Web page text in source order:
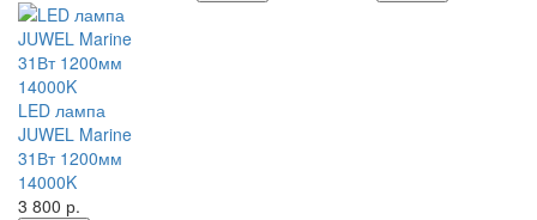
LED лампа
JUWEL Marine
31Вт 1200мм
14000K
3 800 р.